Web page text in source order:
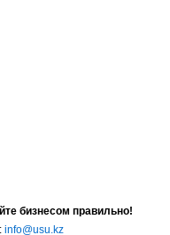
бизнесом правильно!
info@usu.kz